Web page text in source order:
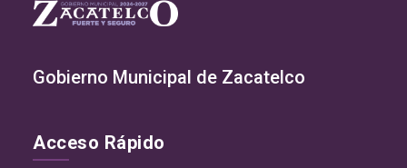
Gobierno Municipal de Zacatelco
Acceso Rápido